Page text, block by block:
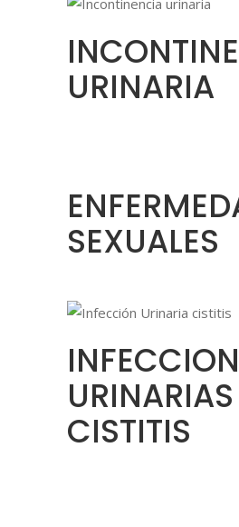
URINARIA
SEXUALES
CISTITIS